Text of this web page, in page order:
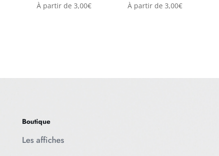
À partir de 3,00€
À partir de3,00€
Boutique
Les affiches